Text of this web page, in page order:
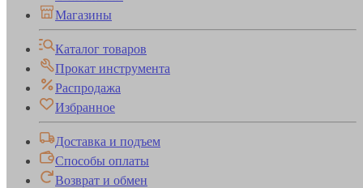
Магазины
Каталог товаров
Прокат инструмента
Распродажа
Избранное
Доставка и подъем
Способы оплаты
Возврат и обмен